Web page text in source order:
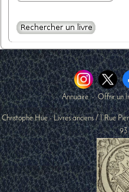
Annuaire-Offrir un
Christophe Hüe - Livres anciens /1 Rue
93